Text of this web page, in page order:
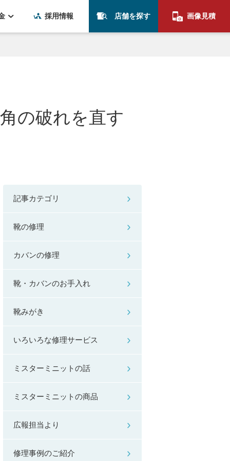
採用情報 店舗を探す 画像見積
の破れを直す
記事カテゴリ
靴の修理
カバンの修理
靴・カバンのお手入れ
靴みがき
いろいろな修理サービス
ミスターミニットの話
ミスターミニットの商品
広報担当より
修理事例のご紹介